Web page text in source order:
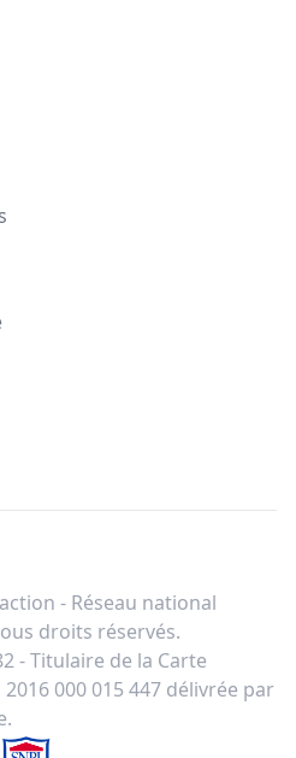
- Réseau national
droits réservés.
- Titulaire de la Carte
000 015 447 délivrée par